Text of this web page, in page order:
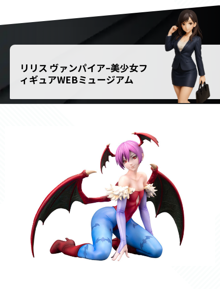
リリス ヴァンパイア–美少女フ
ィギュアWEBミュージアム